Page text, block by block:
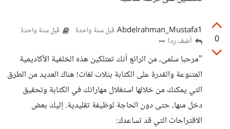
0
Abdelrahman_Mustafa1 قبل سنة واحدة قبل سنة واحدة
أضف ردا
"مرحبا سلمى، من الرائع أنك تمتلكين هذه الخلفية الأكاديمية
المتنوعة والقدرة على الكتابة بثلاث لغات! هناك العديد من الطرق
التي يمكنك من خلالها استغلال مهاراتك في الكتابة وتحقيق
دخل منها، حتى دون الحاجة لوظيفة تقليدية. إليك بعض
الاقتراحات التي قد تساعدك: